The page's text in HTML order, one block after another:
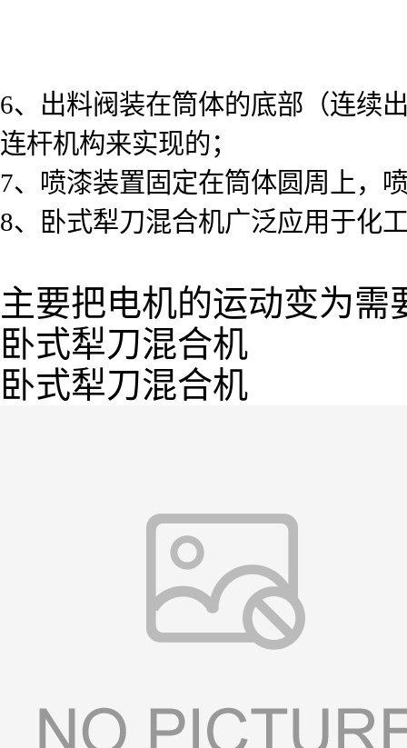
6、出料阀装在筒体的底部（连续
连杆机构来实现的；
7、喷漆装置固定在筒体圆周上，
8、卧式犁刀混合机广泛应用于化
主要把电机的运动变为
卧式犁刀混合机
卧式犁刀混合机